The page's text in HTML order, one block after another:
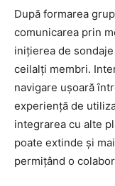
După formarea
comunicarea prin
inițierea de
ceilalți membri.
navigare ușoară
experiență de
integrarea cu alte
poate extinde și
permițând o